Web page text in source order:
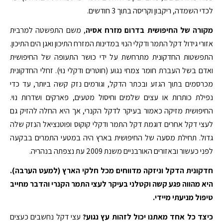
לכדי השמדה, ריקבון וקריסה בתוך 3 חודשים.
מקורה של החיפושית בדרום מזרח אסיה, משם התפשטה למרבית
אזורי גידול דקל התמר ודקלי הנוי במדינות המזרח התיכון ואגן הים התיכון.
התפשטות החדקונית מתרחשת על ידי כושר התעופה של החיפושית
ואדם בשל העברת חומר צמחי נגוע (חוטרים ודקלי נוי). זחלי החדקונית
מכרסמים בתוך הגזע ובכתר הדקל, וגורמים נזק קשה ביותר, עד כדי
נפילת כותרות או עצים שלמים וחיסול מטעים, פארקים ושדרות נוי.
החיפושית מזיקה כאמור בעיקר לדקל הקנרי, אך היא החלה להזיק גם
לעצי דקל אחרים דוגמת דקל התמר ודקלי קוקוס ופוטנציאל הנזק שלה
גדול. תחילת מסעה של החיפושית בארץ היה במטעי התמרים בבקעה
לפני כעשור ובאזורים האורבניים משנת 2009 עת נצפתה בנהריה.
חדקונית הדקל וניזקה מדווחים מכל חלקי הארץ (למעט הערבה).
היא מהווה פגע קשה וקטלני בעיקר לעצי התמר הקנרי והדבר מחייב
טיפול מניעתי מיידי.
כיצד כל אחד מאתנו יכול לזהות עץ נגוע?עצי דקל נחשבים כעצים